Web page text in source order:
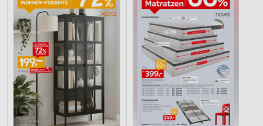
Performance
Funktional
Werbung